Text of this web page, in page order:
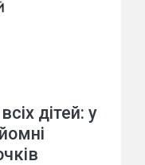
дітей: у